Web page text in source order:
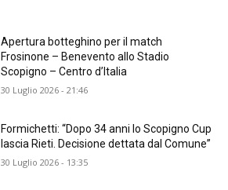
Apertura botteghino per il match
Frosinone – Benevento allo Stadio
Scopigno – Centro d’Italia
30 Luglio 2026 - 21:46
Formichetti: “Dopo 34 anni lo Scopigno Cup
lascia Rieti. Decisione dettata dal Comune”
30 Luglio 2026 - 13:35